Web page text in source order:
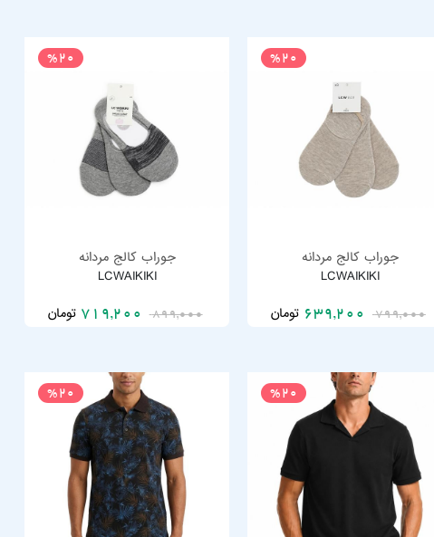
%20
جوراب کالج مردانه
LCWAIKIKI
799,000 تومان
%20
جوراب کالج مردانه
LCWAIKIKI
899,000
719,200 تومان
%20
%20